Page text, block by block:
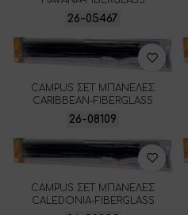
26-05467
CAMPUS ΣΕΤ ΜΠΑΝΕΛΕΣ
CARIBBEAN-FIBERGLASS
26-08109
CAMPUS ΣΕΤ ΜΠΑΝΕΛΕΣ
CALEDONIA-FIBERGLASS